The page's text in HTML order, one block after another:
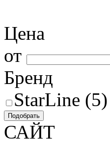
Цена
от
Бренд
StarLine (5)
Подобрать
САЙТ